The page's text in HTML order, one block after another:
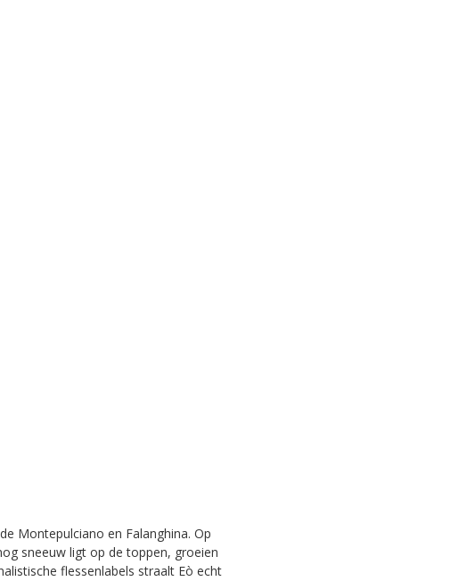
Montepulciano en Falanghina. Op
sneeuw ligt op de toppen, groeien
flessenlabels straalt Eò echt